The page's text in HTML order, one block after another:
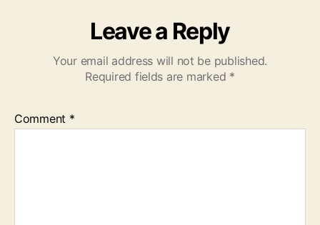
Leave a Reply
Your email address will not be published.
Required fields are marked *
Comment *